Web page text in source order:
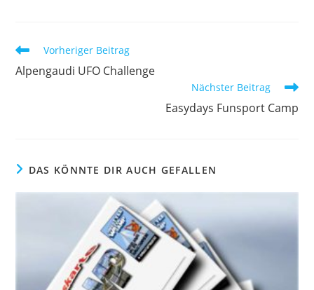
Weitere
Artikel
ansehen
Vorheriger Beitrag
Alpengaudi UFO Challenge
Nächster Beitrag
Easydays Funsport Camp
DAS KÖNNTE DIR AUCH GEFALLEN